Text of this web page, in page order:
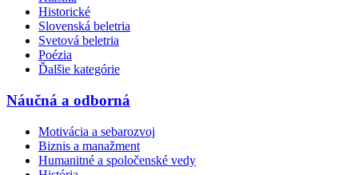
Historické
Slovenská beletria
Svetová beletria
Poézia
Ďalšie kategórie
Náučná a odborná
Motivácia a sebarozvoj
Biznis a manažment
Humanitné a spoločenské vedy